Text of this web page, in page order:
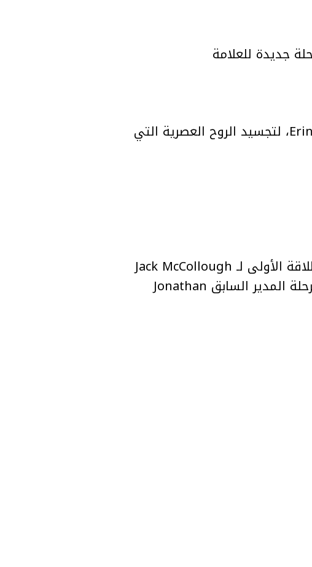
جديدة للعلامة
وشارك في هذه الحملة الممثل Théodore Pellerin والممثلة Erin Kellyman، لتجسيد الروح العصرية التي
ويترقب عشاق الموضة هذا الحدث لما يحمله من رمزية خاصة، باعتباره الانطلاقة الأولى لـ Jack McCollough
وLazaro Hernandez مع LOEWE، وتوجّهًا جديدًا لمستقبل العلامة بعد مرحلة المدير السابق Jonathan